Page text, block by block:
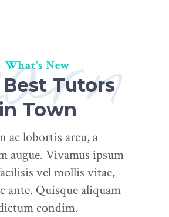
What's New
Tutors
in Town
ac lobortis arcu, a
augue. Vivamus ipsum
vel mollis vitae,
ante. Quisque aliquam
condim.